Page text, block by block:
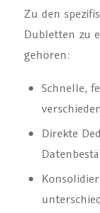
Zu den
Dubletten zu
gehören:
Schnelle,
Direkte